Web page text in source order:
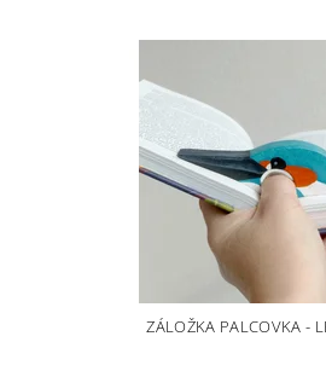
ZÁLOŽKA PALCOVKA -